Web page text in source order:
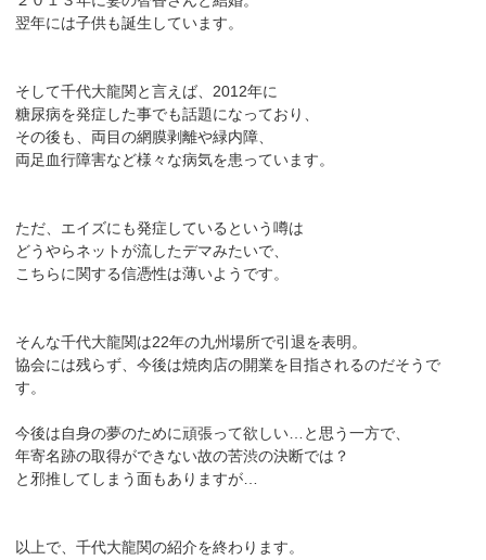
翌年には子供も誕生しています。
そして千代大龍関と言えば、2012年に
糖尿病を発症した事でも話題になっており、
その後も、両目の網膜剥離や緑内障、
両足血行障害など様々な病気を患っています。
ただ、エイズにも発症しているという噂は
どうやらネットが流したデマみたいで、
こちらに関する信憑性は薄いようです。
そんな千代大龍関は22年の九州場所で引退を表明。
協会には残らず、今後は焼肉店の開業を目指されるのだそうで
す。
今後は自身の夢のために頑張って欲しい…と思う一方で、
年寄名跡の取得ができない故の苦渋の決断では？
と邪推してしまう面もありますが…
以上で、千代大龍関の紹介を終わります。